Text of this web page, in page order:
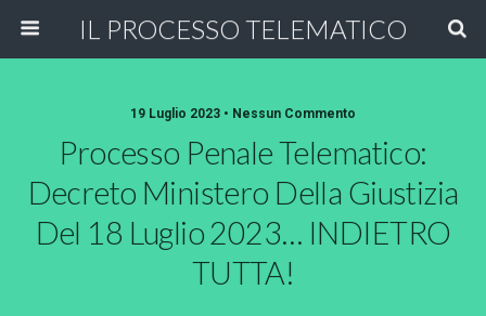
IL PROCESSO TELEMATICO
19 Luglio 2023 • Nessun Commento
Processo Penale Telematico:
Decreto Ministero Della Giustizia
Del 18 Luglio 2023… INDIETRO
TUTTA!